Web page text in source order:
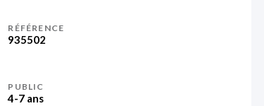
RÉFÉRENCE
935502
PUBLIC
4-7 ans